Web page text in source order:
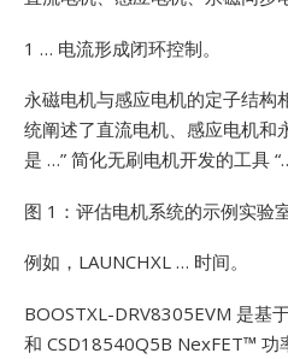
1 … 电流形成闭环控制。
永磁电机与感应电机的定子结
统阐述了直流电机、感应电机和
是 …” 简化无刷电机开发的工具
图 1：评估电机系统的示例实验
例如，LAUNCHXL … 时间。
BOOSTXL-DRV8305EVM 是基
和 CSD18540Q5B NexFET™ 功